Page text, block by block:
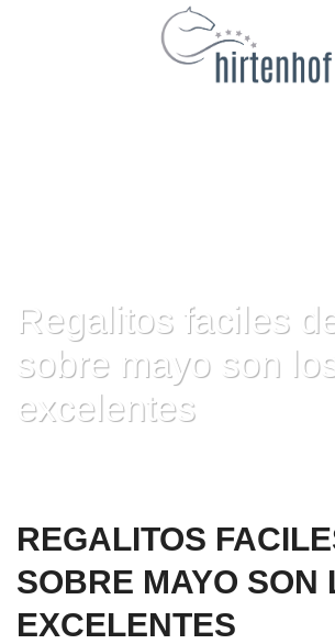
Regalitos faciles
sobre mayo son
excelentes
REGALITOS
SOBRE MAYO SON
EXCELENTES